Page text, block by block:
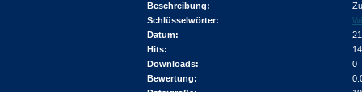
Beschreibung:
Schlüsselwörter:
Datum:
Hits:
Downloads:
0
Bewertung: